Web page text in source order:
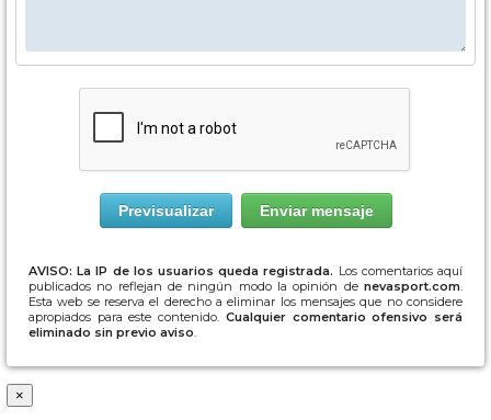
AVISO: La IP de los usuarios queda registrada. Los comentarios aquí
publicados no reflejan de ningún modo la opinión de nevasport.com
Esta web se reserva el derecho a eliminar los mensajes que no considere
apropiados para este contenido. Cualquier comentario ofensivo será
eliminado sin previo aviso
×